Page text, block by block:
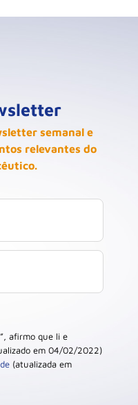
semanal e
relevantes do
afirmo que li e
em 04/02/2022)
(atualizada em